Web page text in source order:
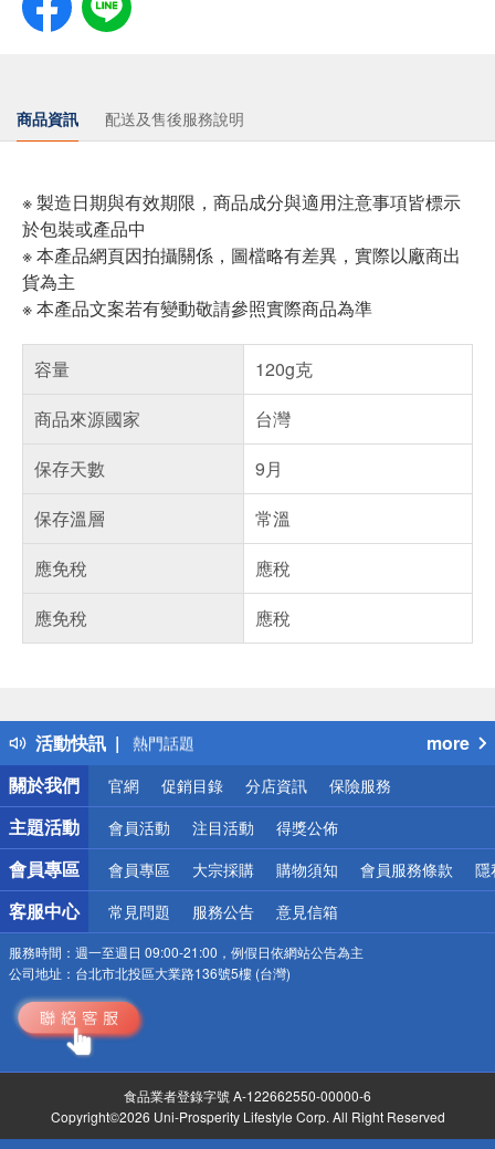
商品資訊 配送及售後服務說明
※ 製造日期與有效期限，商品成分與適用注意事項皆標示
於包裝或產品中
※ 本產品網頁因拍攝關係，圖檔略有差異，實際以廠商出
貨為主
※ 本產品文案若有變動敬請參照實際商品為準
容量
120g克
商品來源國家
台灣
保存天數
9月
保存溫層
常溫
應免稅
應稅
應免稅
應稅
活動快訊
得獎公告
熱門話題
銀行優惠
偏遠地區配送
詐騙網頁！請小心！
more
關於我們
官網 促銷目錄 分店資訊 保險服務
主題活動 會員活動 注目活動 得獎公佈
會員專區 會員專區 大宗採購 購物須知 會員服務條款 隱
客服中心 常見問題 服務公告 意見信箱
服務時間： 週一至週日 09:00-21:00，例假日依網站公告為主
公司地址： 台北市北投區大業路136號5樓 (台灣)
食品業者登錄字號 A-122662550-00000-6
Copyright©2026 Uni-Prosperity Lifestyle Corp. All Right Reserved